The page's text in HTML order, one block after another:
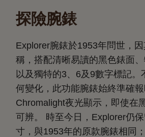
探險腕錶
Explorer腕錶於1953年問世，
稱，搭配清晰易讀的黑色錶面、
以及獨特的3、6及9數字標記。
何變化，此功能腕錶始終準確
Chromalight夜光顯示，即使在
可辨。 時至今日，Explorer仍
寸，與1953年的原款腕錶相同